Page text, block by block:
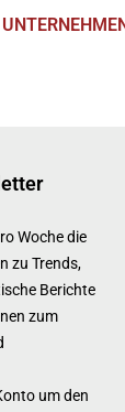
Woche die
zu Trends,
Berichte
zum
um den